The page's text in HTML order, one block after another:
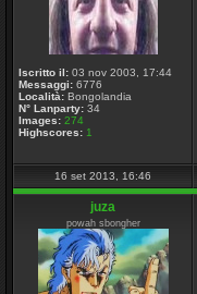
Iscritto il: 03 nov 2003, 17:44
Messaggi: 6776
Località: Bongolandia
N° Lanparty: 34
Images: 274
Highscores: 1
16 set 2013, 16:46
juza
powah sbongher